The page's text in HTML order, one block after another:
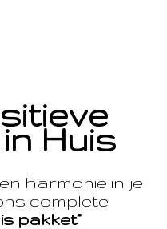
Huis
harmonie in je
complete
pakket”